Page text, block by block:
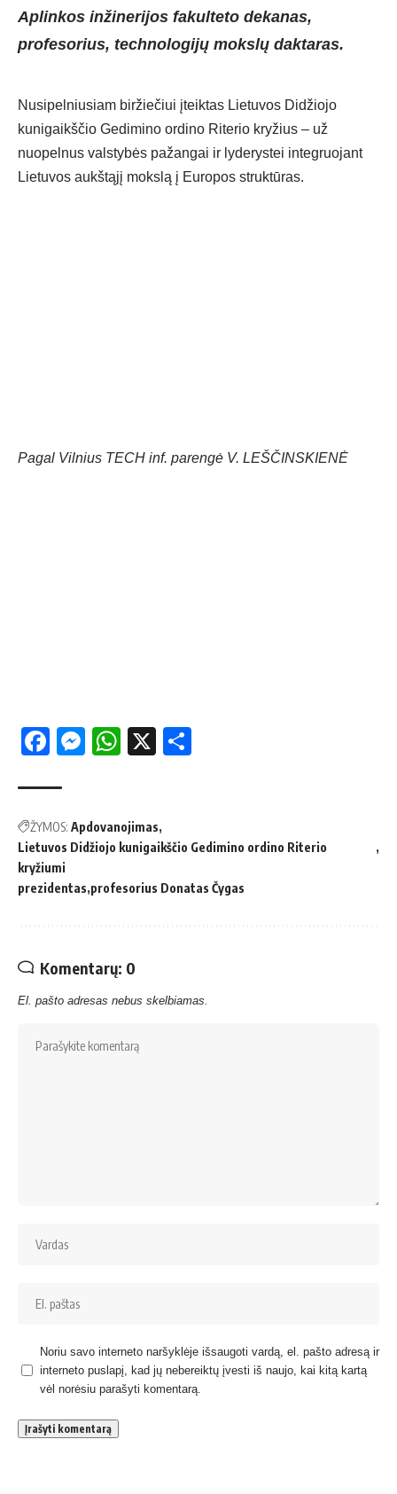
Aplinkos inžinerijos fakulteto dekanas,
profesorius, technologijų mokslų daktaras.
Nusipelniusiam biržiečiui įteiktas Lietuvos Didžiojo
kunigaikščio Gedimino ordino Riterio kryžius – už
nuopelnus valstybės pažangai ir lyderystei integruojant
Lietuvos aukštąjį mokslą į Europos struktūras.
Pagal Vilnius TECH inf. parengė V. LEŠČINSKIENĖ
Facebook
Messenger
WhatsApp
X
ŽYMOS: Apdovanojimas
Lietuvos Didžiojo kunigaikščio Gedimino ordino Riterio
kryžiumi
prezidentas profesorius Donatas Čygas
Komentarų: 0
El. pašto adresas nebus skelbiamas.
Noriu savo interneto naršyklėje išsaugoti vardą, el. pašto adresą ir
interneto puslapį, kad jų nebereiktų įvesti iš naujo, kai kitą kartą
vėl norėsiu parašyti komentarą.